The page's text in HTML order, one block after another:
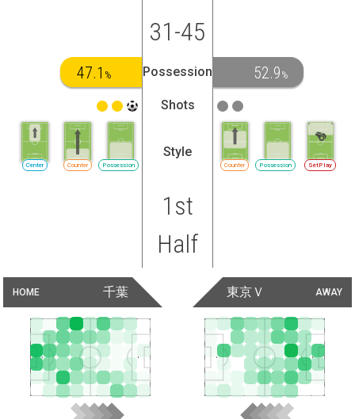
31-45
47.1 % Possession 52.9 %
Shots
Possession
Counter
Center
Style
Counter Possession SetPlay
1st
Half
HOME 千葉 AWAY
東京Ｖ